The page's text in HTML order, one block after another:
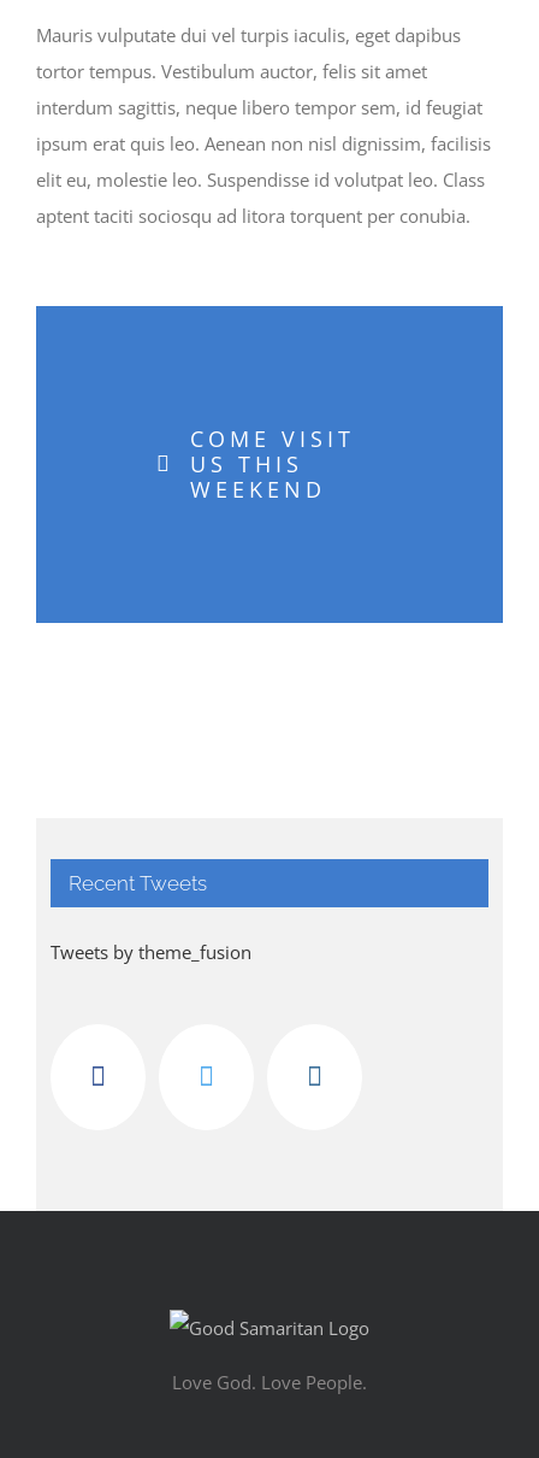
Mauris vulputate dui vel turpis iaculis, eget dapibus
tortor tempus. Vestibulum auctor, felis sit amet
interdum sagittis, neque libero tempor sem, id feugiat
ipsum erat quis leo. Aenean non nisl dignissim, facilisis
elit eu, molestie leo. Suspendisse id volutpat leo. Class
aptent taciti sociosqu ad litora torquent per conubia.
COME VISIT
US THIS
WEEKEND
Recent Tweets
Tweets by theme_fusion
Love God. Love People.